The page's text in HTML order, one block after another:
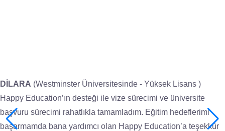
DİLARA (Westminster Üniversitesinde - Yüksek Lisans )
Happy Education’ın desteği ile vize sürecimi ve üniversite
başvuru sürecimi rahatlıkla tamamladım. Eğitim hedeflerimi
başarmamda bana yardımcı olan Happy Education’a teşekkür